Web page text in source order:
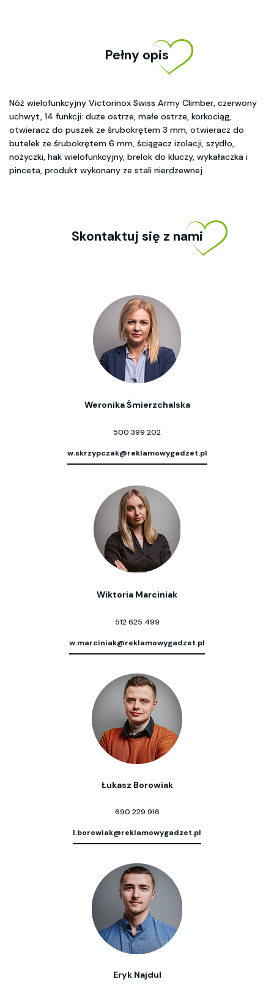
Pełny opis
Nóż wielofunkcyjny Victorinox Swiss Army Climber, czerwony
uchwyt, 14 funkcji: duże ostrze, małe ostrze, korkociąg,
otwieracz do puszek ze śrubokrętem 3 mm, otwieracz do
butelek ze śrubokrętem 6 mm, ściągacz izolacji, szydło,
nożyczki, hak wielofunkcyjny, brelok do kluczy, wykałaczka i
pinceta, produkt wykonany ze stali nierdzewnej
Skontaktuj się z nami
Weronika Śmierzchalska
500 399 202
w.skrzypczak@reklamowygadzet.pl
Wiktoria Marciniak
512 625 499
w.marciniak@reklamowygadzet.pl
Łukasz Borowiak
690 229 916
l.borowiak@reklamowygadzet.pl
Eryk Najdul